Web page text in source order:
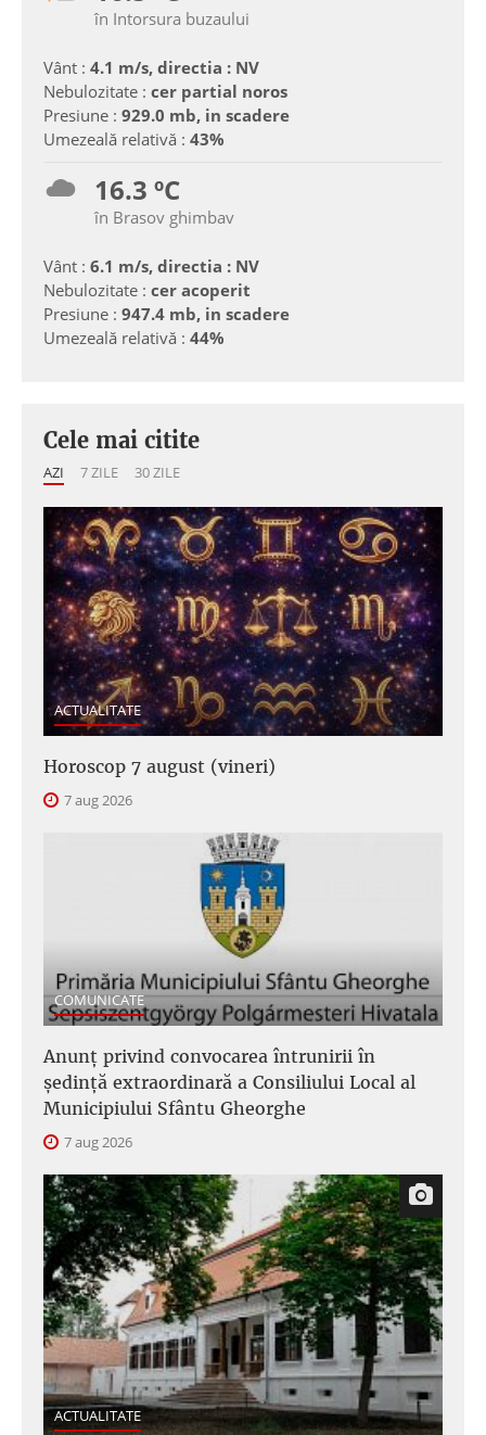
în Intorsura buzaului
Vânt : 4.1 m/s, directia : NV
Nebulozitate : cer partial noros
Presiune : 929.0 mb, in scadere
Umezeală relativă : 43%
16.3 ºC
în Brasov ghimbav
Vânt : 6.1 m/s, directia : NV
Nebulozitate : cer acoperit
Presiune : 947.4 mb, in scadere
Umezeală relativă : 44%
Cele mai citite
AZI 7 ZILE 30 ZILE
ACTUALITATE
Horoscop 7 august (vineri)
7 aug 2026
COMUNICATE
Anunţ privind convocarea întrunirii în
şedinţă extraordinară a Consiliului Local al
Municipiului Sfântu Gheorghe
7 aug 2026
ACTUALITATE